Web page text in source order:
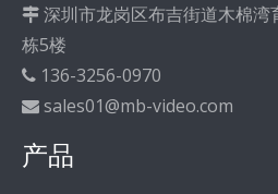
 深圳市龙岗区布吉街道木棉
栋5楼
 136-3256-0970
 sales01@mb-video.com
产品